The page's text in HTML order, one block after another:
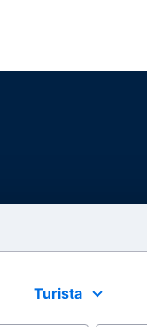
Select your
Turista